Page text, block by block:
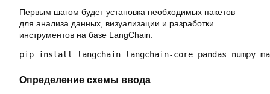
Первым шагом будет установка необходимых пакетов
для анализа данных, визуализации и разработки
инструментов на базе LangChain:
Определение схемы ввода